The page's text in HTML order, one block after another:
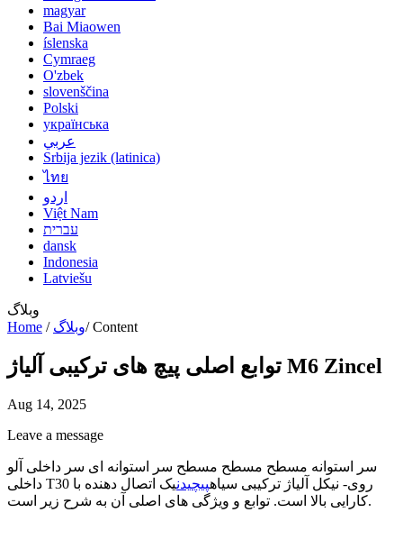
magyar
Bai Miaowen
íslenska
Cymraeg
O'zbek
slovenščina
Polski
українська
عربي
Srbija jezik (latinica)
ไทย
اردو
Việt Nam
עברית
dansk
Indonesia
Latviešu
وبلاگ
Home / وبلاگ/Content
توابع اصلی پیچ های ترکیبی آلیاژ M6 Zincel
Aug 14, 2025
Leave a message
سر استوانه مسطح مسطح مسطح سر استوانه ای سر داخلی آلو
داخلی T30 روی- نیکل آلیاژ ترکیبی سیاهپیچیدنیک اتصال دهنده با
کارایی بالا است. توابع و ویژگی های اصلی آن به شرح زیر است.